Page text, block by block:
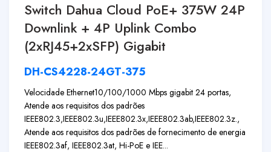
Switch Dahua Cloud PoE+ 375W 24P
Downlink + 4P Uplink Combo
(2xRJ45+2xSFP) Gigabit
DH-CS4228-24GT-375
Velocidade Ethernet10/100/1000 Mbps gigabit 24 portas,
Atende aos requisitos dos padrões
IEEE802.3,IEEE802.3u,IEEE802.3x,IEEE802.3ab,IEEE802.3z.,
Atende aos requisitos dos padrões de fornecimento de energia
IEEE802.3af, IEEE802.3at, Hi-PoE e IEE...